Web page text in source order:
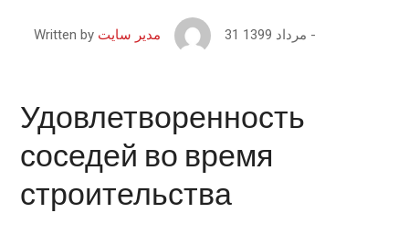
Written by مدیر سایت 31 مرداد 1399
Удовлетворенность
соседей во время
строительства